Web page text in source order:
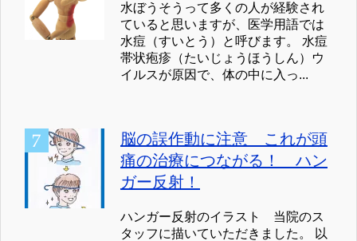
水ぼうそうって多くの人が経験され
ていると思いますが、医学用語では
水痘（すいとう）と呼びます。 水痘
帯状疱疹（たいじょうほうしん）ウ
イルスが原因で、体の中に入っ...
脳の誤作動に注意 これが頭
痛の治療につながる！ ハン
ガー反射！
ハンガー反射のイラスト 当院のス
タッフに描いていただきました。 以